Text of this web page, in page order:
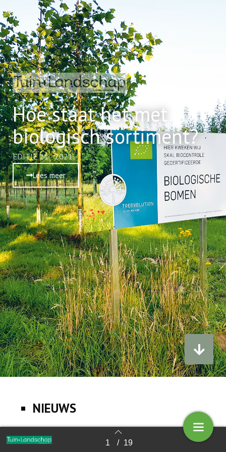
Terug naar overzicht 1 / 19
Hoe staat het met
biologisch sortiment?
EDITIE 21 - 2021
Lees meer
NIEUWS